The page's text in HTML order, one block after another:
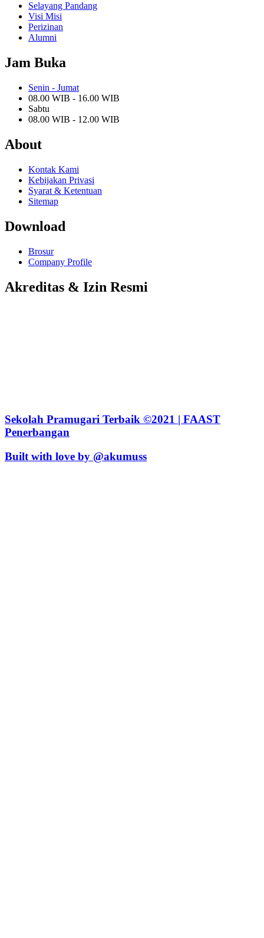
Selayang Pandang
Visi Misi
Perizinan
Alumni
Jam Buka
Senin - Jumat
08.00 WIB - 16.00 WIB
Sabtu
08.00 WIB - 12.00 WIB
About
Kontak Kami
Kebijakan Privasi
Syarat & Ketentuan
Sitemap
Download
Brosur
Company Profile
Akreditas & Izin Resmi
Sekolah Pramugari Terbaik ©2021 | FAAST
Penerbangan
Built with love by @akumuss